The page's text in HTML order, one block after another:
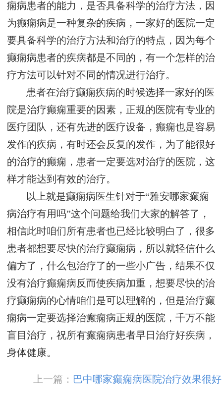
痫病患者的能力，是否具备科学的治疗方法，因
为癫痫病是一种复杂的疾病，一家好的医院一定
要具备科学的治疗方法和治疗的特点，因为每个
癫痫病患者的疾病都是不同的，有一个怎样的治
疗方法可以针对不同的情况进行治疗。
患者在治疗癫痫疾病的时候选择一家好的医
院是治疗癫痫重要的因素，正规的医院有专业的
医疗团队，还有先进的医疗设备，癫痫也是容易
发作的疾病，有时还会反复的发作，为了能很好
的治疗的癫痫，患者一定要选对治疗的医院，这
样才能达到有效的治疗。
以上就是癫痫病医生针对于“雅安哪家癫痫
病治疗有用吗”这个问题给我们大家的解答了，
相信此时咱们所有患者也已经比较明白了，很多
患者都想要尽快的治疗癫痫病，所以就轻信什么
偏方了，什么包治疗了的一些小广告，结果不仅
没有治疗癫痫病反而使疾病加重，想要尽快的治
疗癫痫病的心情咱们是可以理解的，但是治疗癫
痫病一定要选择治癫痫病正规的医院，千万不能
盲目治疗，祝所有癫痫病患者早日治疗好疾病，
身体健康。
上一篇： 巴中哪家癫痫病医院治疗效果很好